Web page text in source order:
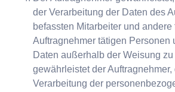
der Verarbeitung der Daten des
befassten Mitarbeiter und andere
Auftragnehmer tätigen Personen
Daten außerhalb der Weisung
gewährleistet der
Verarbeitung der